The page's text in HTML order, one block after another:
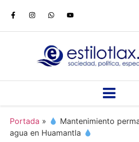
Portada »
Mantenimiento
agua en Huamantla